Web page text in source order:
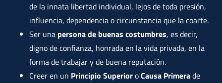
de la innata libertad individual, lejos de toda presión,
influencia, dependencia o circunstancia que la coarte.
Ser una persona de buenas costumbres, es decir,
digno de confianza, honrada en la vida privada, en la
forma de trabajar y de buena reputación.
Creer en un Principio SuperioroCausa Primerade